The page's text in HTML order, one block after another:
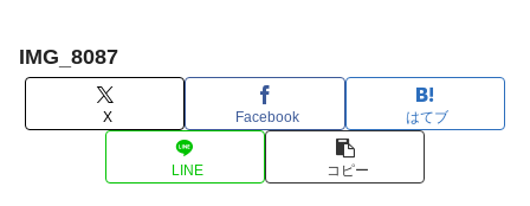
IMG_8087
X Facebook はてブ
LINE コピー